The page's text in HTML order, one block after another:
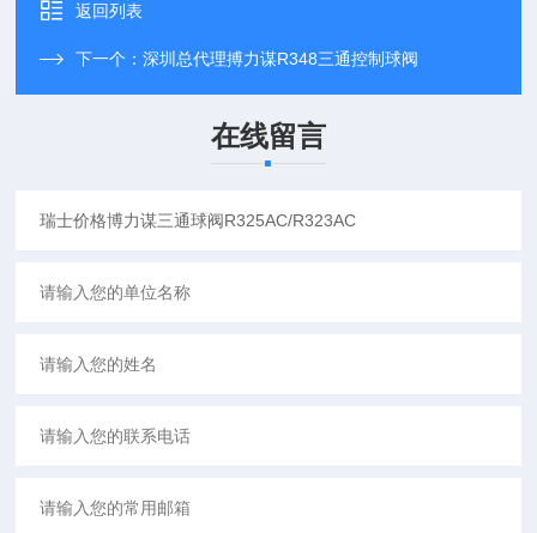
返回列表
下一个：​深圳总代理搏力谋R348三通控制球阀
在线留言